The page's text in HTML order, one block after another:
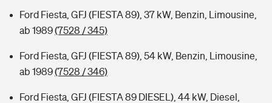
Ford Fiesta, GFJ (FIESTA 89), 37 kW, Benzin, Limousine,
ab 1989(7528 / 345)
Ford Fiesta, GFJ (FIESTA 89), 54 kW, Benzin, Limousine,
ab 1989(7528 / 346)
Ford Fiesta, GFJ (FIESTA 89 DIESEL), 44 kW, Diesel,